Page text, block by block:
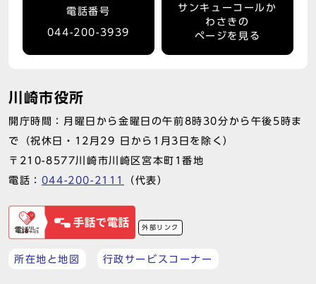
電話番号
044-200-3939
サンキューコールか
わさきの
ページを見る
川崎市役所
開庁時間：月曜日から金曜日の午前8時30分から午後5時ま
で（祝休日・12月29 日から1月3日を除く）
〒210-8577川崎市川崎区宮本町1番地
電話： 044-200-2111 （代表）
外部リンク
所在地と地図 行政サービスコーナー